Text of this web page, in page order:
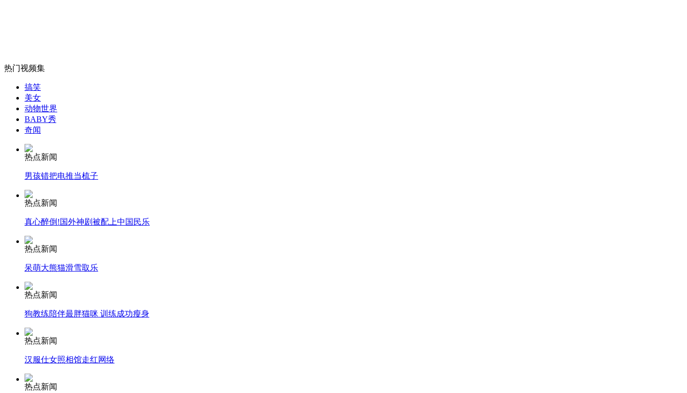
女孩北京地铁殴打老人 痛下狠手拳打脚踢
无痛分娩是否安全 医生回应
外交部：反对强权政治霸凌主义
外交部：有关国家言论片面不公正
安徽一实载49人客车翻车
走！跟着总书记去植树
消防员救轻生者 花炮节热闹非凡 减压"枕头大战"
纽约上演“枕头大战”
热门视频集
搞笑
美女
动物世界
BABY秀
奇闻
热点新闻
男孩错把电推当梳子
热点新闻
真心醉倒!国外神剧被配上中国民乐
热点新闻
呆萌大熊猫滑雪取乐
热点新闻
狗教练陪伴最胖猫咪 训练成功瘦身
热点新闻
汉服仕女照相馆走红网络
热点新闻